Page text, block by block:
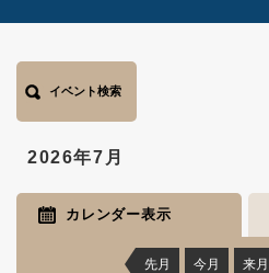
イベント検索
2026年7月
カレンダー表示
先月 今月 来月